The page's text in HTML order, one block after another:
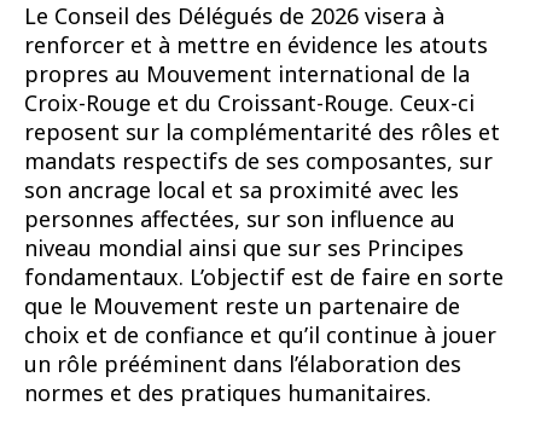
Le Conseil des Délégués de 2026 visera à
renforcer et à mettre en évidence les atouts
propres au Mouvement international de la
Croix-Rouge et du Croissant-Rouge. Ceux-ci
reposent sur la complémentarité des rôles et
mandats respectifs de ses composantes, sur
son ancrage local et sa proximité avec les
personnes affectées, sur son influence au
niveau mondial ainsi que sur ses Principes
fondamentaux. L’objectif est de faire en sorte
que le Mouvement reste un partenaire de
choix et de confiance et qu’il continue à jouer
un rôle prééminent dans l’élaboration des
normes et des pratiques humanitaires.